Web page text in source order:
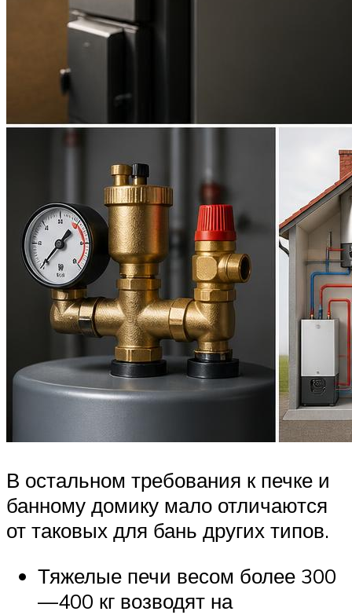
В остальном требования к печке и
банному домику мало отличаются
от таковых для бань других типов.
Тяжелые печи весом более 300
—400 кг возводят на